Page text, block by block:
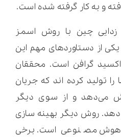
و به کار گرفته شده است.
زدایی چین با روش اسمز
از دستاوردهای مهم این
گرافن است. محققان
تولید کرده اند که جریان
افزایش می‌دهد و از سوی دیگر
روش دیگر بهینه سازی
مصنوعی است. برخی